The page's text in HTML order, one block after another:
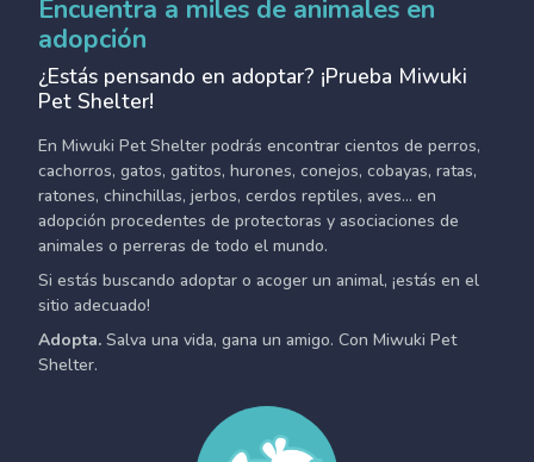
Encuentra a miles de animales en
adopción
¿Estás pensando en adoptar? ¡Prueba Miwuki
Pet Shelter!
En Miwuki Pet Shelter podrás encontrar cientos de perros,
cachorros, gatos, gatitos, hurones, conejos, cobayas, ratas,
ratones, chinchillas, jerbos, cerdos reptiles, aves... en
adopción procedentes de protectoras y asociaciones de
animales o perreras de todo el mundo.
Si estás buscando adoptar o acoger un animal, ¡estás en el
sitio adecuado!
Adopta. Salva una vida, gana un amigo. Con Miwuki Pet
Shelter.